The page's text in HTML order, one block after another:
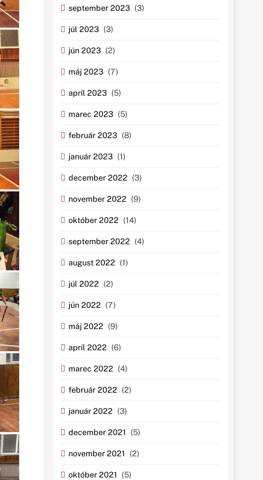
september 2023 (3)
júl 2023 (3)
jún 2023 (2)
máj 2023 (7)
apríl 2023 (5)
marec 2023 (5)
február 2023 (8)
január 2023 (1)
december 2022 (3)
november 2022 (9)
október 2022 (14)
september 2022 (4)
august 2022 (1)
júl 2022 (2)
jún 2022 (7)
máj 2022 (9)
apríl 2022 (6)
marec 2022 (4)
február 2022 (2)
január 2022 (3)
december 2021 (5)
november 2021 (2)
október 2021 (5)